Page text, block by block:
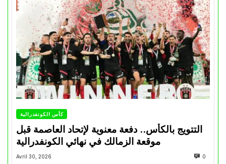
كأس الكونفدرالية
التتويج بالكأس.. دفعة معنوية لإتحاد العاصمة قبل
موقعة الزمالك في نهائي الكونفدرالية
Avril 30, 2026 0